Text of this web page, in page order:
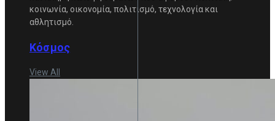
κοινωνία, οικονομία, πολιτισμό, τεχνολογία και
αθλητισμό.
Κόσμος
View All